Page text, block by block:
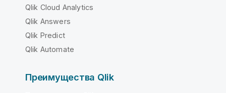
Qlik Cloud Analytics
Qlik Answers
Qlik Predict
Qlik Automate
Преимущества Qlik